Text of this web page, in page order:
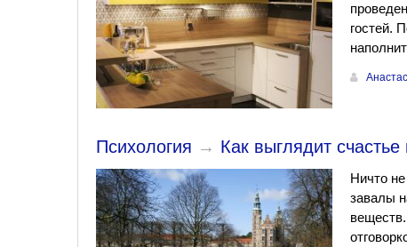
гостей.
Психология → Как выглядит счастье
Ничто
завалы